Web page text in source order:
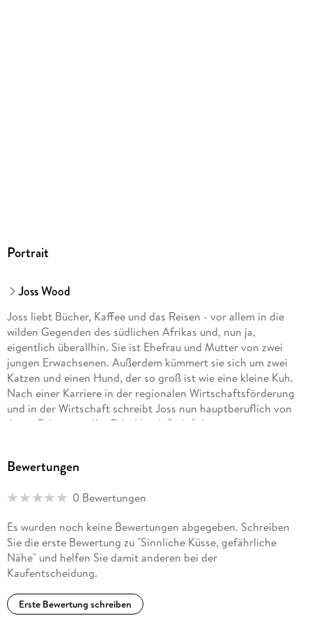
Portrait
Joss Wood
Joss liebt Bücher, Kaffee und das Reisen - vor allem in die
wilden Gegenden des südlichen Afrikas und, nun ja,
eigentlich überallhin. Sie ist Ehefrau und Mutter von zwei
jungen Erwachsenen. Außerdem kümmert sie sich um zwei
Katzen und einen Hund, der so groß ist wie eine kleine Kuh.
Nach einer Karriere in der regionalen Wirtschaftsförderung
und in der Wirtschaft schreibt Joss nun hauptberuflich von
ihrem Zuhause in KwaZulu-Natal, Südafrika, aus.
Bewertungen
0 Bewertungen
Es wurden noch keine Bewertungen abgegeben. Schreiben
Sie die erste Bewertung zu "Sinnliche Küsse, gefährliche
Nähe" und helfen Sie damit anderen bei der
Kaufentscheidung.
Erste Bewertung schreiben